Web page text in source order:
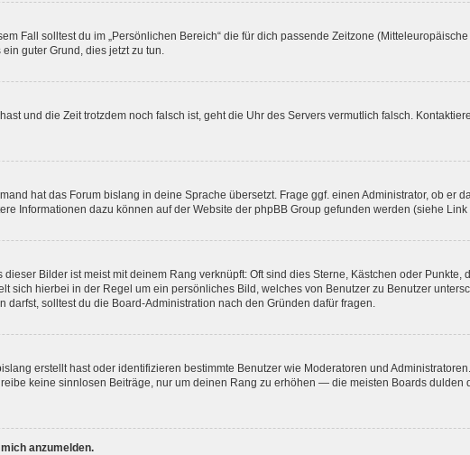
Fall solltest du im „Persönlichen Bereich“ die für dich passende Zeitzone
guter Grund, dies jetzt zu tun.
und die Zeit trotzdem noch falsch ist, geht die Uhr des Servers vermutlich falsch.
hat das Forum bislang in deine Sprache übersetzt. Frage ggf. einen Administrator, ob er
Informationen dazu können auf der Website der phpBB Group gefunden werden (siehe
Bilder ist meist mit deinem Rang verknüpft: Oft sind dies Sterne, Kästchen oder
sich hierbei in der Regel um ein persönliches Bild, welches von Benutzer zu Benutzer
solltest du die Board-Administration nach den Gründen dafür fragen.
erstellt hast oder identifizieren bestimmte Benutzer wie Moderatoren und
keine sinnlosen Beiträge, nur um deinen Rang zu erhöhen — die meisten Boards dulden
anzumelden.